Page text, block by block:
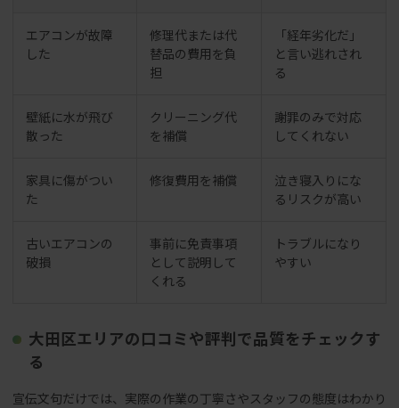
エアコンが故障
した
修理代または代
替品の費用を負
担
「経年劣化だ」
と言い逃れされ
る
壁紙に水が飛び
散った
クリーニング代
を補償
謝罪のみで対応
してくれない
家具に傷がつい
た
修復費用を補償
泣き寝入りにな
るリスクが高い
古いエアコンの
破損
事前に免責事項
として説明して
くれる
トラブルになり
やすい
大田区エリアの口コミや評判で品質をチェックす
る
宣伝文句だけでは、実際の作業の丁寧さやスタッフの態度はわかり